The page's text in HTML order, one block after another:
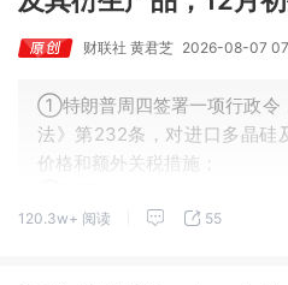
财联社 黄君芝 2026-08-07
①特朗普周四签署一项行政令
法》第232条，对进口多晶硅
价格和额外关税措施；
12时01分起生效。
120.3w+ 阅读 55